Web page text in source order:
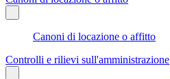
Canoni di locazione o affitto
Controlli e rilievi sull'amministrazione